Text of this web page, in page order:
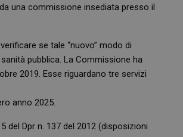
una commissione insediata presso il
se tale “nuovo” modo di
pubblica. La Commissione ha
2019. Esse riguardano tre servizi
anno 2025.
del Dpr n. 137 del 2012 (disposizioni
il sito web abilitandone funzionalità di base quali la
è in grado di funzionare correttamente senza questi
DESCRIZIONE
Sessione
mantenere le variabili di sessione
un numero generato in modo